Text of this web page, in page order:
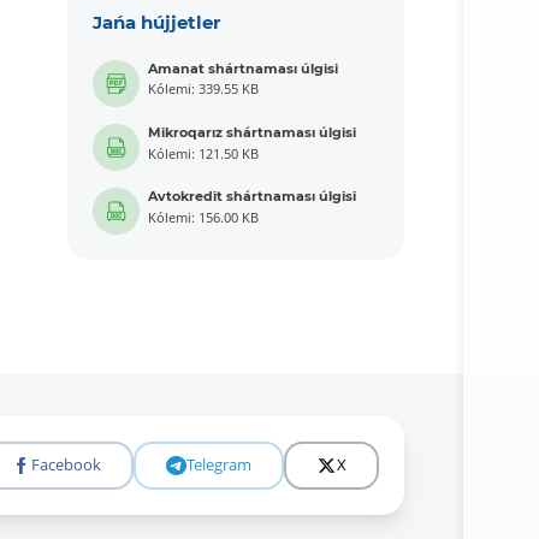
Jańa hújjetler
Amanat shártnaması úlgisi
Kólemi: 339.55 KB
Mikroqarız shártnaması úlgisi
Kólemi: 121.50 KB
Avtokredit shártnaması úlgisi
Kólemi: 156.00 KB
Facebook Telegram X